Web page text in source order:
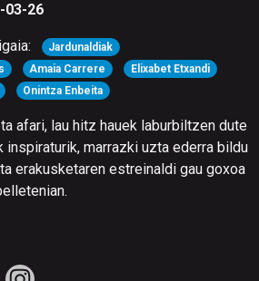
03-26
Jardunaldiak
Amaia Carrere
Elixabet Etxandi
Onintza Enbeita
afari, lau hitz hauek laburbiltzen dute
inspiraturik, marrazki uzta ederra bildu
erakusketaren estreinaldi gau goxoa